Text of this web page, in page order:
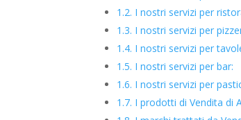
1.2. I nostri servizi per
1.3. I nostri servizi per
1.4. I nostri servizi per
1.5. I nostri servizi per bar:
1.6. I nostri servizi per
1.7. I prodotti di Vendita di